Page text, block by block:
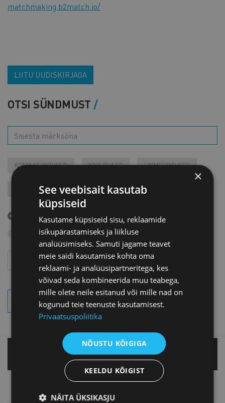
matchmaking.b2match.io/
LIITU UUDISKIRJAGA
OTSI SÜNDMUST
KONTAKTÜRITUSED KOOLITUSED LIIKMEÜRITUSED
JÄRELVAATAMINE MESSID VARIA
Tulevased sündmused
Otsi arhiivist
Kuu
OTSI SÜNDMUSI
×
See veebisait kasutab
küpsiseid
Kasutame küpsiseid sisu, reklaamide
isikupärastamiseks ja liikluse
analüüsimiseks. Samuti jagame teavet
meie saidi kasutamise kohta oma
reklaami- ja analüüsipartneritega, kes
võivad seda kombineerida muu teabega,
mille olete neile esitanud või mille nad on
kogunud teie teenuste kasutamisest.
Privaatsuspoliitika
NÕUSTU KÕIGIGA
KEELDU KÕIGIST
NÄITA ÜKSIKASJU